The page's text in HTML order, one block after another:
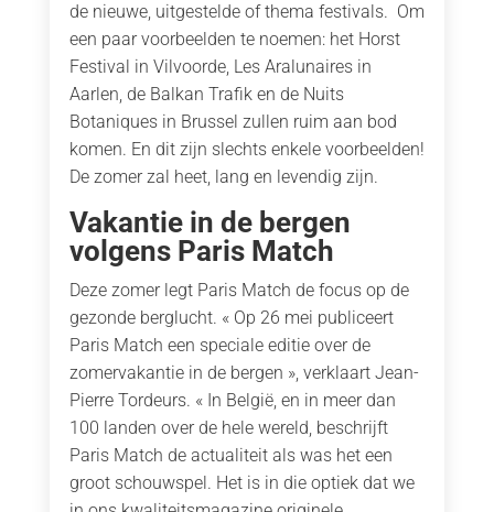
de nieuwe, uitgestelde of thema festivals. Om
een paar voorbeelden te noemen: het Horst
Festival in Vilvoorde, Les Aralunaires in
Aarlen, de Balkan Trafik en de Nuits
Botaniques in Brussel zullen ruim aan bod
komen. En dit zijn slechts enkele voorbeelden!
De zomer zal heet, lang en levendig zijn.
Vakantie in de bergen
volgens Paris Match
Deze zomer legt Paris Match de focus op de
gezonde berglucht. « Op 26 mei publiceert
Paris Match een speciale editie over de
zomervakantie in de bergen », verklaart Jean-
Pierre Tordeurs. « In België, en in meer dan
100 landen over de hele wereld, beschrijft
Paris Match de actualiteit als was het een
groot schouwspel. Het is in die optiek dat we